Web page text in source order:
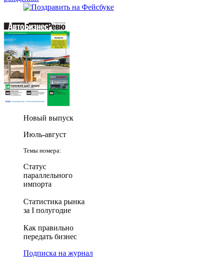
Новый выпуск
Июль-август
Темы номера:
Статус
параллельного
импорта
Статистика рынка
за I полугодие
Как правильно
передать бизнес
Подписка на журнал